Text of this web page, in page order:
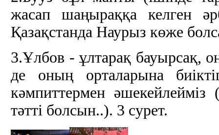
жасап шаңыраққа келген
Қазақстанда Наурыз көже
3.Ұлбов - ұлтарақ бауырсақ,
де оның орталарына
кәмпиттермен
тәтті болсын..). 3 сурет.